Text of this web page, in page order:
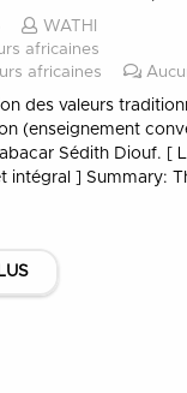
WATHI
africaines
africaines
des valeurs
(enseignement
Sédith Diouf. [
intégral ] Summary: